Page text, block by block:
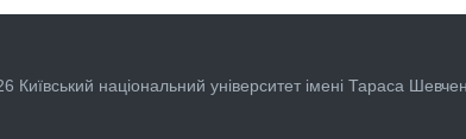
Київський національний університет імені Тараса